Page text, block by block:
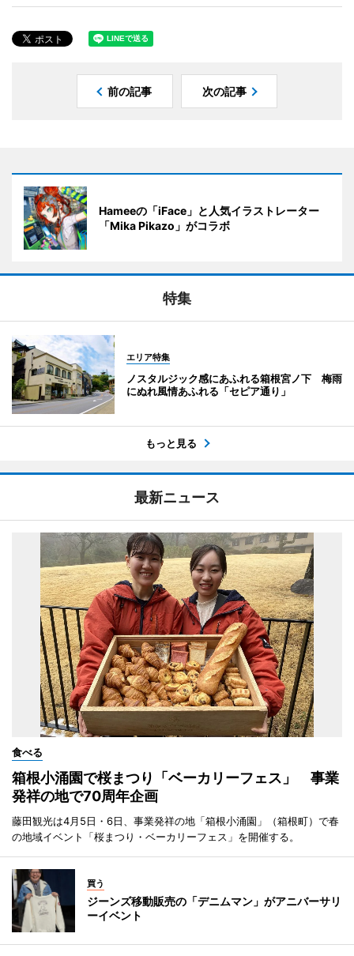
前の記事 次の記事
Hameeの「iFace」と人気イラストレーター
「Mika Pikazo」がコラボ
特集
エリア特集
ノスタルジック感にあふれる箱根宮ノ下 梅雨
にぬれ風情あふれる「セピア通り」
もっと見る
最新ニュース
食べる
箱根小涌園で桜まつり「ベーカリーフェス」 事業
発祥の地で70周年企画
藤田観光は4月5日・6日、事業発祥の地「箱根小涌園」（箱根町）で春
の地域イベント「桜まつり・ベーカリーフェス」を開催する。
買う
ジーンズ移動販売の「デニムマン」がアニバーサリ
ーイベント